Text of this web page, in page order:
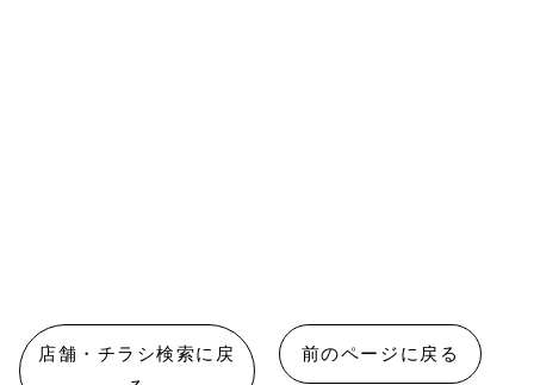
店舗・チラシ検索に戻
前のページに戻る